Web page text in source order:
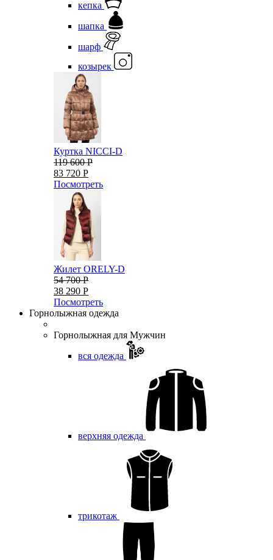
кепка
шапка
шарф
козырек
Куртка NICCI-D
119 600 Р
83 720 Р
Посмотреть
Жилет ORELY-D
54 700 Р
38 290 Р
Посмотреть
Горнолыжная одежда
Горнолыжная для Мужчин
вся одежда
верхняя одежда
трикотаж